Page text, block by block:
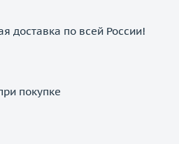
доставка по всей России!
покупке